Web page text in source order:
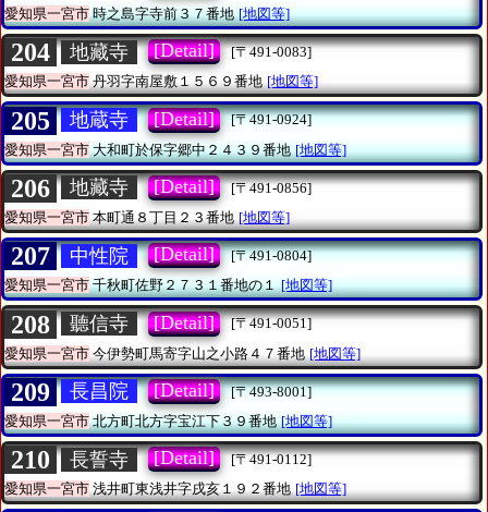
愛知県一宮市時之島字寺前３７番地 [地図等]
204 地藏寺 [Detail]
[〒491-0083]
愛知県一宮市丹羽字南屋敷１５６９番地 [地図等]
205 地蔵寺 [Detail]
[〒491-0924]
愛知県一宮市大和町於保字郷中２４３９番地 [地図等]
206 地藏寺 [Detail]
[〒491-0856]
愛知県一宮市 本町通８丁目２３番地 [地図等]
207 中性院 [Detail]
[〒491-0804]
愛知県一宮市千秋町佐野２７３１番地の１ [地図等]
208 聽信寺 [Detail]
[〒491-0051]
愛知県一宮市 今伊勢町馬寄字山之小路４７番地 [地図等]
209 長昌院 [Detail]
[〒493-8001]
愛知県一宮市北方町北方字宝江下３９番地 [地図等]
210 長誓寺 [Detail]
[〒491-0112]
愛知県一宮市浅井町東浅井字戌亥１９２番地 [地図等]